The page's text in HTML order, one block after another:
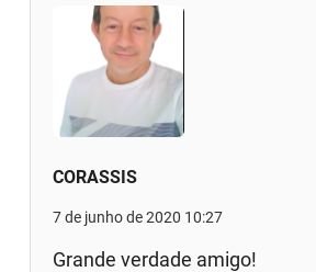
CORASSIS
7 de junho de 2020 10:27
Grande verdade amigo!